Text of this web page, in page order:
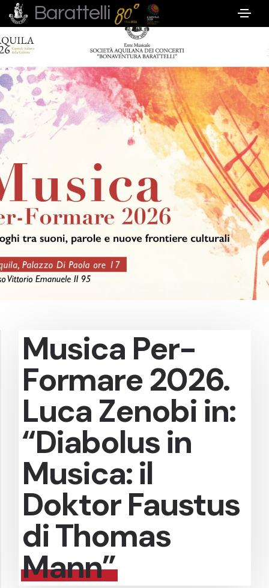
Barattelli
Musica Per-
Formare 2026.
Luca Zenobi in:
“Diabolus in
Musica: il
Doktor Faustus
di Thomas
Mann”